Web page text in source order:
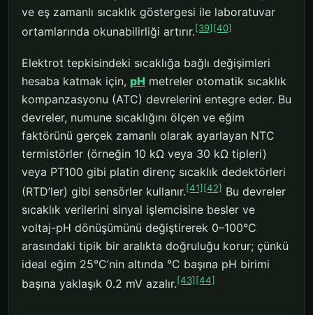
ve eş zamanlı sıcaklık göstergesi ile laboratuvar
ortamlarında okunabilirliği artırır.[39] [40]
Elektrot tepkisindeki sıcaklığa bağlı değişimleri
hesaba katmak için, pH metreler otomatik sıcaklık
kompanzasyonu (ATC) devrelerini entegre eder. Bu
devreler, numune sıcaklığını ölçen ve eğim
faktörünü gerçek zamanlı olarak ayarlayan NTC
termistörler (örneğin 10 kΩ veya 30 kΩ tipleri)
veya PT100 gibi platin direnç sıcaklık dedektörleri
(RTD’ler) gibi sensörler kullanır.[41] [42] Bu devreler
sıcaklık verilerini sinyal işlemcisine besler ve
voltaj-pH dönüşümünü değiştirerek 0–100°C
arasındaki tipik bir aralıkta doğruluğu korur; çünkü
ideal eğim 25°C’nin altında °C başına pH birimi
başına yaklaşık 0.2 mV azalır.[43] [44]